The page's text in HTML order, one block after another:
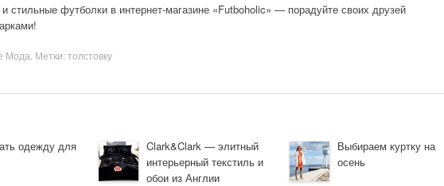
и стильные футболки в интернет-магазине «Futboholic» — порадуйте своих друзей
Мода . Метки:толстовку
одежду для
Clark&Clark — элитный
интерьерный текстиль и
обои из Англии
Выбираем куртку на
осень